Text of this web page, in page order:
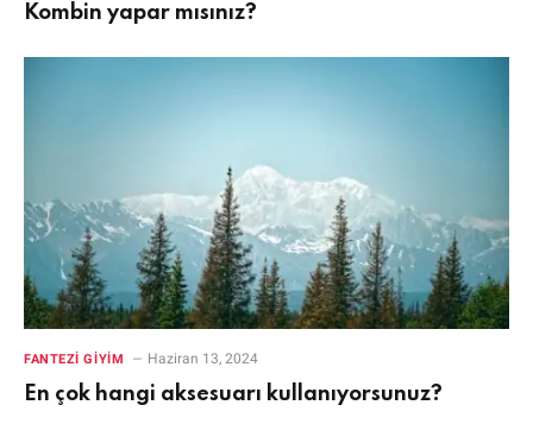
Kombin yapar mısınız?
FANTEZI GIYIM Haziran 13, 2024
En çok hangi aksesuarı kullanıyorsunuz?